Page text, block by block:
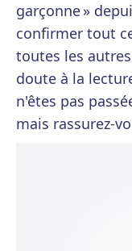
garçonne »
confirmer tout
toutes les
doute à la
n'êtes pas
mais rassurez-